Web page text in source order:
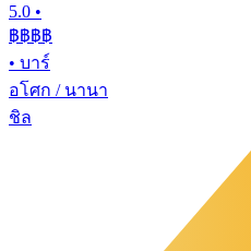
5.0 •
฿฿฿฿
• บาร์
อโศก / นานา
ชิล